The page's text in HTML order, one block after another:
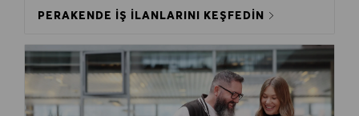
PERAKENDE İŞ İLANLARINI KEŞFEDİN